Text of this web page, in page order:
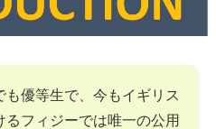
も優等生で、今もイギリス
フィジーでは唯一の公用